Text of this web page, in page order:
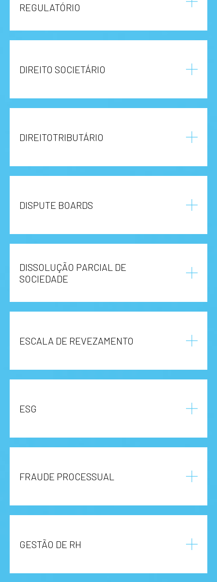
REGULATÓRIO
DIREITO SOCIETÁRIO
DIREITOTRIBUTÁRIO
DISPUTE BOARDS
DISSOLUÇÃO PARCIAL DE
SOCIEDADE
ESCALA DE REVEZAMENTO
ESG
FRAUDE PROCESSUAL
GESTÃO DE RH